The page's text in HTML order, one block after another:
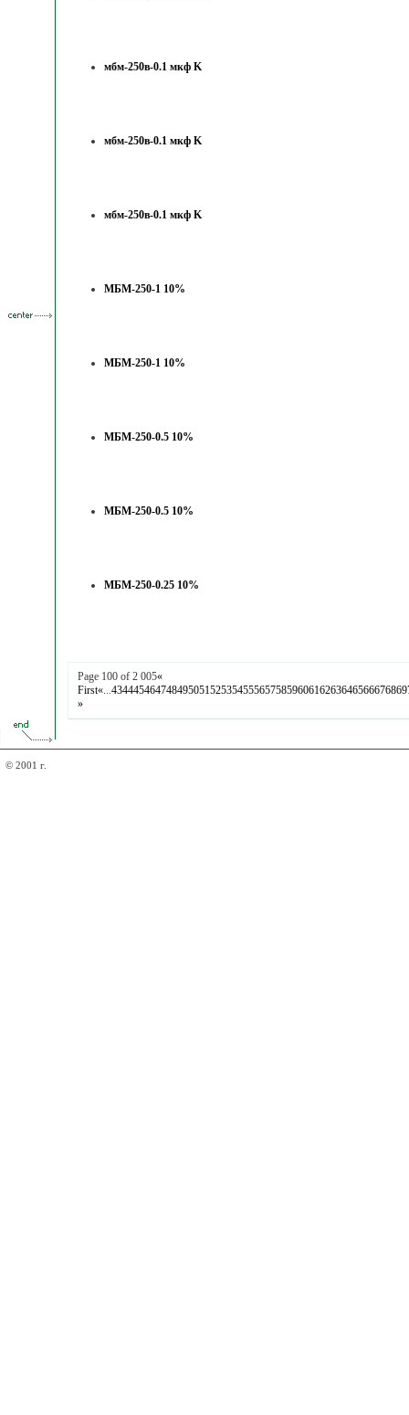
мбм-250в-0.1 мкф K
мбм-250в-0.1 мкф K
мбм-250в-0.1 мкф K
МБМ-250-1 10%
МБМ-250-1 10%
МБМ-250-0.5 10%
МБМ-250-0.5 10%
МБМ-250-0.25 10%
Page 100 of 2 005«
First«...434445464748495051525354555657585960616263646566676869
»
© 2001 г.